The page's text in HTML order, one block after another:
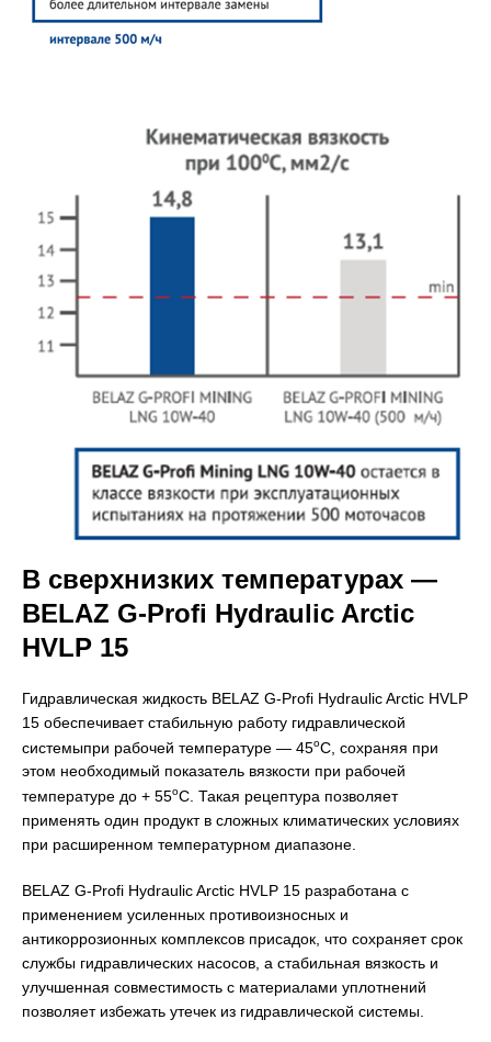
В сверхнизких температурах —
BELAZ G-Profi Hydraulic Arctic
HVLP 15
Гидравлическая жидкость BELAZ G-Profi Hydraulic Arctic HVLP
15 обеспечивает стабильную работу гидравлической
системыпри рабочей температуре — 45оС, сохраняя при
этом необходимый показатель вязкости при рабочей
температуре до + 55оС. Такая рецептура позволяет
применять один продукт в сложных климатических условиях
при расширенном температурном диапазоне.
BELAZ G-Profi Hydraulic Arctic HVLP 15 разработана с
применением усиленных противоизносных и
антикоррозионных комплексов присадок, что сохраняет срок
службы гидравлических насосов, а стабильная вязкость и
улучшенная совместимость с материалами уплотнений
позволяет избежать утечек из гидравлической системы.